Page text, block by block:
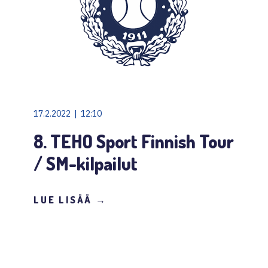
17.2.2022 | 12:10
8. TEHO Sport Finnish Tour
/ SM-kilpailut
LUE LISÄÄ →